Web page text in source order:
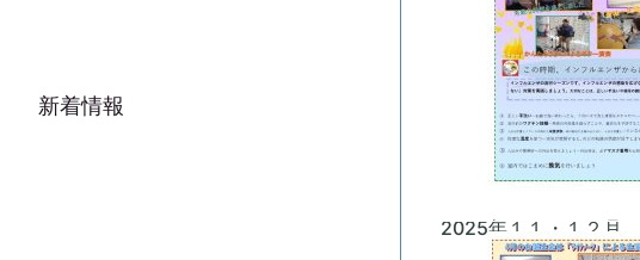
新着情報
2025年１１・１２月